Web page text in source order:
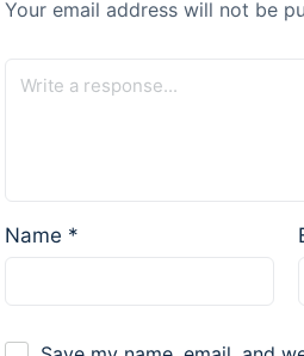
Your email address will not be
Name *